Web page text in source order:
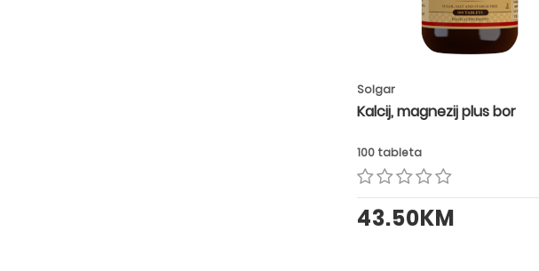
Solgar
Kalcij, magnezij plus bor
100 tableta
43.50KM